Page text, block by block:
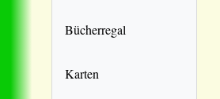
Bücherregal
Karten